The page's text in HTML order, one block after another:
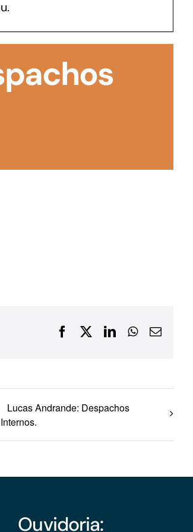
dentre outros serviços
FacebookLinkedInWhatsApp
E-
Lucas Andrande: Despachos
Internos.
Ouvidoria: